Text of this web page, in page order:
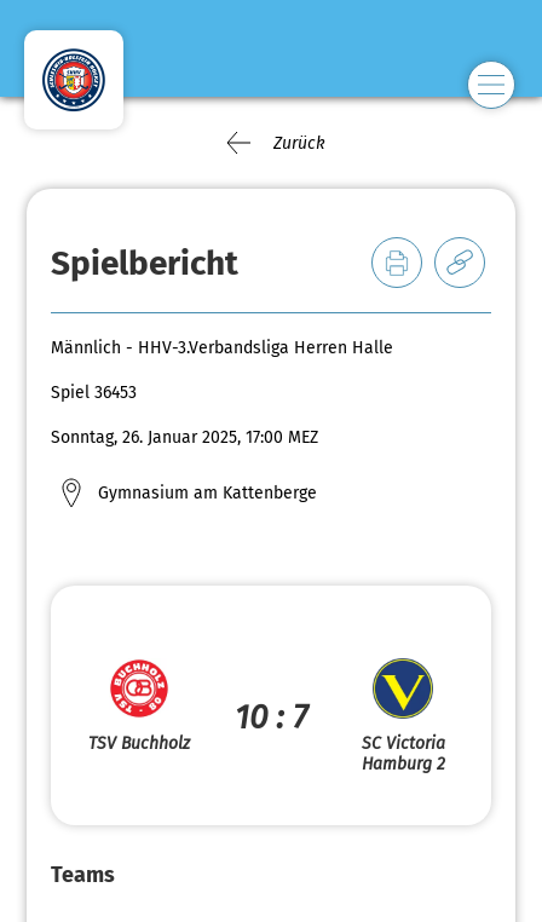
Zurück
Spielbericht
Männlich - HHV-3.Verbandsliga Herren Halle
Spiel 36453
Sonntag, 26. Januar 2025, 17:00 MEZ
Gymnasium am Kattenberge
TSV Buchholz
10 : 7
SC Victoria
Hamburg 2
Teams